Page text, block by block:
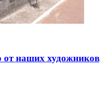
от наших художников